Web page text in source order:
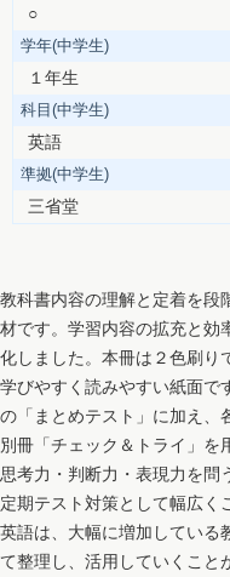
○
学年(中学生)
１年生
科目(中学生)
英語
準拠(中学生)
三省堂
教科書内容の理解と定着を段
材です。学習内容の拡充と効
化しました。本冊は２色刷り
学びやすく読みやすい紙面で
の「まとめテスト」に加え、
別冊「チェック＆トライ」を
思考力・判断力・表現力を問
定期テスト対策として幅広く
英語は、大幅に増加している
て整理し、活用していくこと